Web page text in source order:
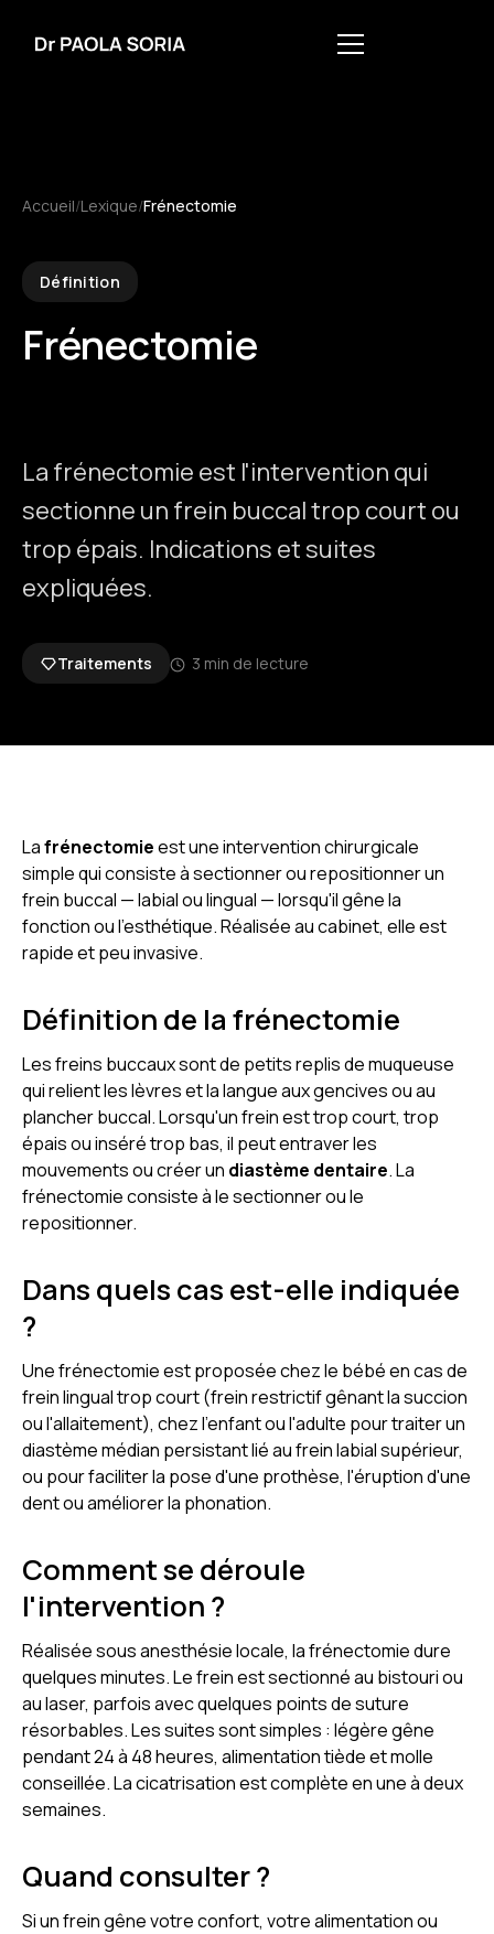
Accueil/Lexique/Frénectomie
Définition
Frénectomie
La frénectomie est l'intervention qui
sectionne un frein buccal trop court ou
trop épais. Indications et suites
expliquées.
Traitements 3 min de lecture
Lafrénectomieest une intervention chirurgicale
simple qui consiste à sectionner ou repositionner un
frein buccal — labial ou lingual — lorsqu'il gêne la
fonction ou l'esthétique. Réalisée au cabinet, elle est
rapide et peu invasive.
Définition de la frénectomie
Les freins buccaux sont de petits replis de muqueuse
qui relient les lèvres et la langue aux gencives ou au
plancher buccal. Lorsqu'un frein est trop court, trop
épais ou inséré trop bas, il peut entraver les
mouvements ou créer un diastème dentaire. La
frénectomie consiste à le sectionner ou le
repositionner.
Dans quels cas est-elle indiquée
?
Une frénectomie est proposée chez le bébé en cas de
frein lingual trop court (frein restrictif gênant la succion
ou l'allaitement), chez l'enfant ou l'adulte pour traiter un
diastème médian persistant lié au frein labial supérieur,
ou pour faciliter la pose d'une prothèse, l'éruption d'une
dent ou améliorer la phonation.
Comment se déroule
l'intervention ?
Réalisée sous anesthésie locale, la frénectomie dure
quelques minutes. Le frein est sectionné au bistouri ou
au laser, parfois avec quelques points de suture
résorbables. Les suites sont simples : légère gêne
pendant 24 à 48 heures, alimentation tiède et molle
conseillée. La cicatrisation est complète en une à deux
semaines.
Quand consulter ?
Si un frein gêne votre confort, votre alimentation ou